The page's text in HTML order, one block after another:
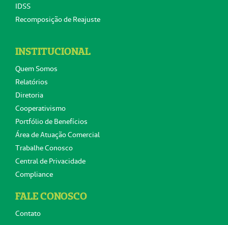
IDSS
Recomposição de Reajuste
INSTITUCIONAL
Quem Somos
Relatórios
Diretoria
Cooperativismo
Portfólio de Benefícios
Área de Atuação Comercial
Trabalhe Conosco
Central de Privacidade
Compliance
FALE CONOSCO
Contato